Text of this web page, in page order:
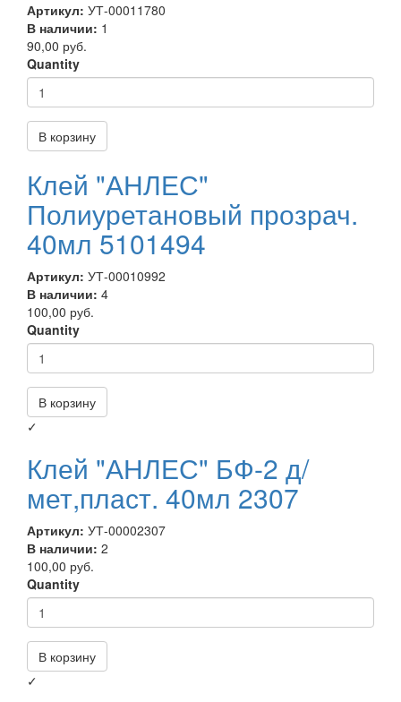
Артикул: УТ-00011780
В наличии: 1
90,00 руб.
Quantity
В корзину
Клей "АНЛЕС"
Полиуретановый прозрач.
40мл 5101494
Артикул: УТ-00010992
В наличии: 4
100,00 руб.
Quantity
В корзину
✓
Клей "АНЛЕС" БФ-2 д/
мет,пласт. 40мл 2307
Артикул: УТ-00002307
В наличии: 2
100,00 руб.
Quantity
В корзину
✓